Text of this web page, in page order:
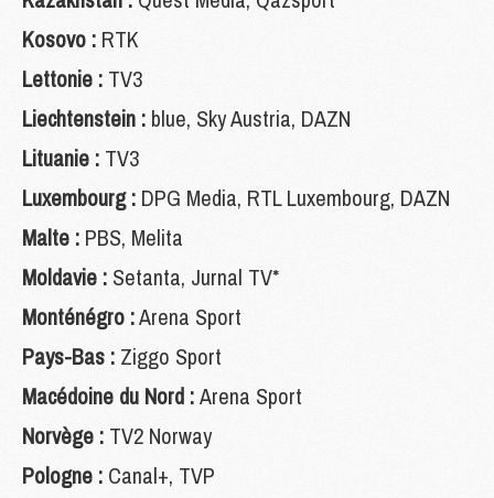
Kosovo : RTK
Lettonie : TV3
Liechtenstein : blue, Sky Austria, DAZN
Lituanie : TV3
Luxembourg : DPG Media, RTL Luxembourg, DAZN
Malte : PBS, Melita
Moldavie : Setanta, Jurnal TV*
Monténégro :Arena Sport
Pays-Bas : Ziggo Sport
Macédoine du Nord :Arena Sport
Norvège : TV2 Norway
Pologne : Canal+, TVP